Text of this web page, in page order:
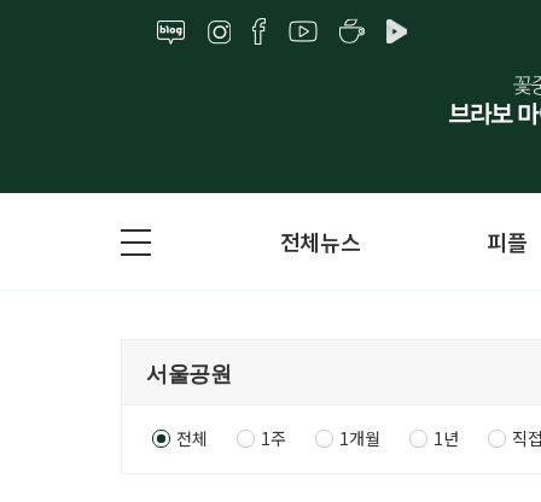
전체뉴스 피플
전체 1주 1개월 1년 직